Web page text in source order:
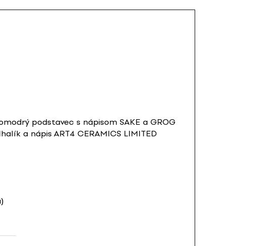
podstavec s nápisom SAKE a GROG
a nápis ART4 CERAMICS LIMITED